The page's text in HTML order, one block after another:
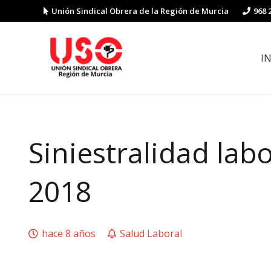
Unión Sindical Obrera de la Región de Murcia 968
Siniestralidad
2018
hace 8 años Salud Laboral